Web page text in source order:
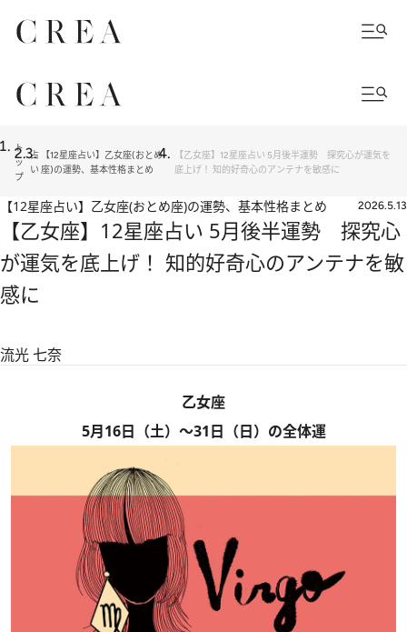
ト
ッ
プ
占
い
【12星座占い】乙女座(おとめ
座)の運勢、基本性格まとめ
【乙女座】12星座占い 5月後半運勢 探究心が運気を
底上げ！ 知的好奇心のアンテナを敏感に
【12星座占い】乙女座(おとめ座)の運勢、基本性格まとめ 2026.5.13
【乙女座】12星座占い 5月後半運勢 探究心
が運気を底上げ！ 知的好奇心のアンテナを敏
感に
流光 七奈
乙女座
5月16日（土）～31日（日）の全体運